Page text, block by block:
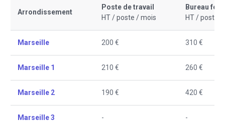
Arrondissement
Poste de travail
HT / poste / mois
Bureau
HT / poste /
Marseille 200 € 310 €
Marseille 1 210 € 260 €
Marseille 2 190 € 420 €
Marseille 3 - -